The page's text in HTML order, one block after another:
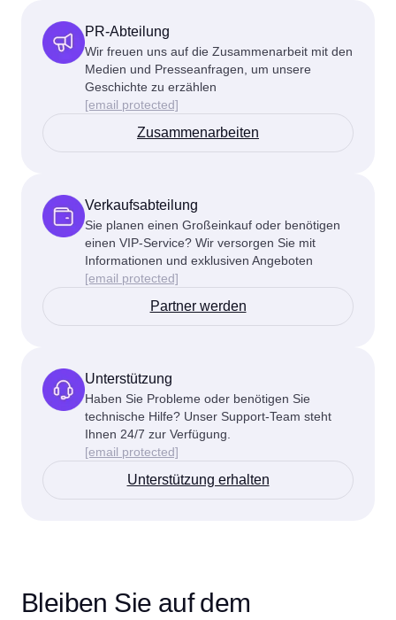
PR-Abteilung
Wir freuen uns auf die Zusammenarbeit mit den
Medien und Presseanfragen, um unsere
Geschichte zu erzählen
[email protected]
Zusammenarbeiten
Verkaufsabteilung
Sie planen einen Großeinkauf oder benötigen
einen VIP-Service? Wir versorgen Sie mit
Informationen und exklusiven Angeboten
[email protected]
Partner werden
Unterstützung
Haben Sie Probleme oder benötigen Sie
technische Hilfe? Unser Support-Team steht
Ihnen 24/7 zur Verfügung.
[email protected]
Unterstützung erhalten
Bleiben Sie auf dem